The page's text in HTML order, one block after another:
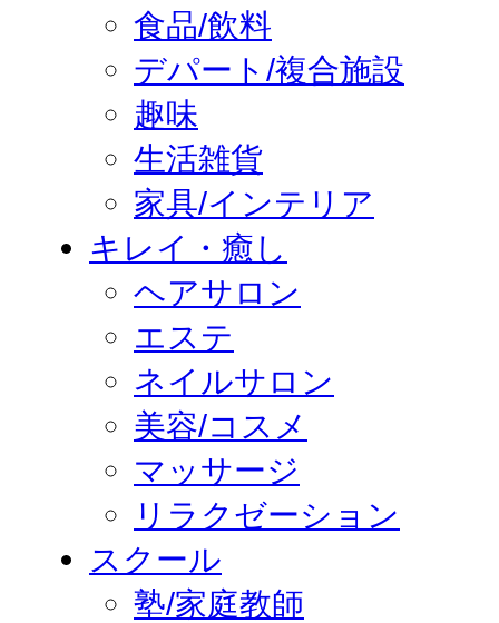
食品/飲料
デパート/複合施設
趣味
生活雑貨
家具/インテリア
キレイ・癒し
ヘアサロン
エステ
ネイルサロン
美容/コスメ
マッサージ
リラクゼーション
スクール
塾/家庭教師